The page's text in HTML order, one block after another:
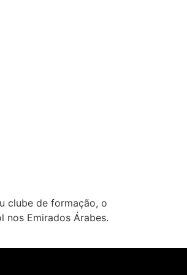
clube de formação, o
nos Emirados Árabes.